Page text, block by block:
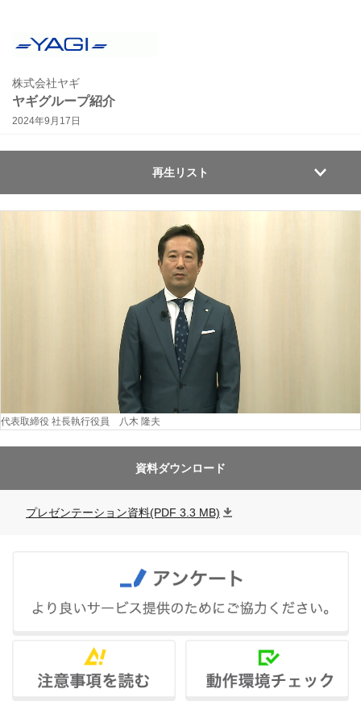
株式会社ヤギ
ヤギグループ紹介
2024年9月17日
再生リスト
代表取締役 社長執行役員 八木 隆夫
資料ダウンロード
プレゼンテーション資料(PDF 3.3 MB)